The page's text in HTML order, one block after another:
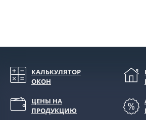
КАЛЬКУЛЯТОР
ОКОН
ЦЕНЫ НА
ПРОДУКЦИЮ